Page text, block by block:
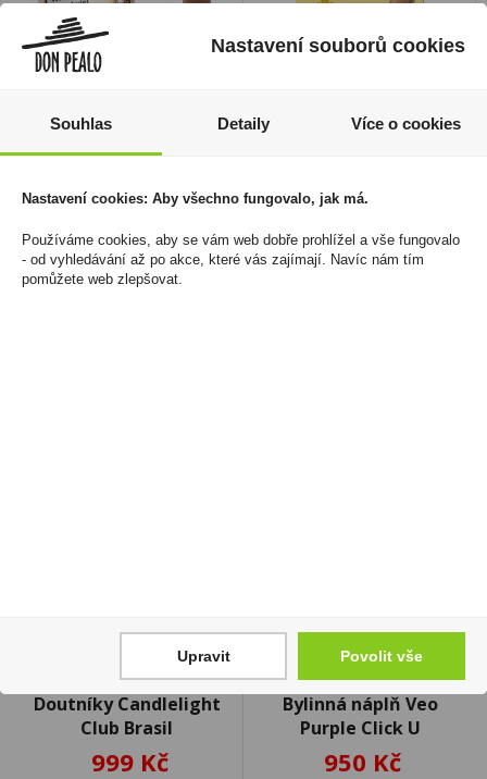
Doutníky JDN Antaňo
3 999 Kč
Cena za:krabičku (20 ks)
Doutníky Villiger
5ks
149 Kč
Doutníky Candlelight
Club Brasil
999 Kč
Bylinná náplň Veo
Purple Click U
950 Kč
Nastavení souborů cookies
Souhlas Detaily Více o cookies
Nastavení cookies: Aby všechno fungovalo, jak má.
Používáme cookies, aby se vám web dobře prohlížel a vše fungovalo
- od vyhledávání až po akce, které vás zajímají. Navíc nám tím
pomůžete web zlepšovat.
Upravit Povolit vše